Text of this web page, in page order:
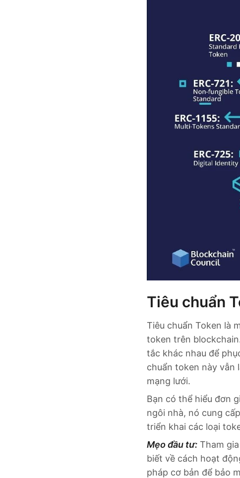
Tiêu chuẩn
Tiêu chuẩn Token là
token trên
tắc khác nhau để
chuẩn token này vẫn
mạng lưới.
Bạn có thể hiểu đơn
ngôi nhà, nó cung
triển khai các loại
Mẹo đầu tư: Tham
biết về cách hoạt
pháp cơ bản để bảo